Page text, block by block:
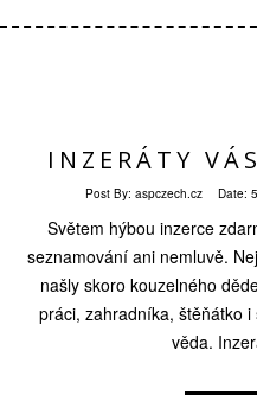
INZERÁTY
Post By: aspczech.cz Date:
Světem hýbou inzerce
seznamování ani nemluvě.
našly skoro kouzelného
práci, zahradníka, štěňátko
věda.